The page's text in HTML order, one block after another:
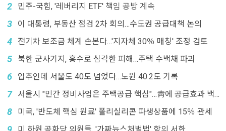
2 민주-국힘, '레버리지 ETF' 책임 공방 계속
3 이 대통령, 부동산 점검 2차 회의…수도권 공급대책 논의
4 전기차 보조금 체계 손본다…'지자체 30％ 매칭' 조정 검토
5 북한 군사기지, 홍수로 심각한 피해…주택 수백채 파괴
6 입추인데 서울도 40도 넘었다…노원 40.2도 기록
7
서울시 "민간 정비사업은 주택공급 핵심"…靑에 공급효과 백
8 미국, '반도체 핵심 원료' 폴리실리콘 파생상품에 15％ 관세
미 하원 공화당 의원들, '가짜뉴스처벌법' 항의 서한